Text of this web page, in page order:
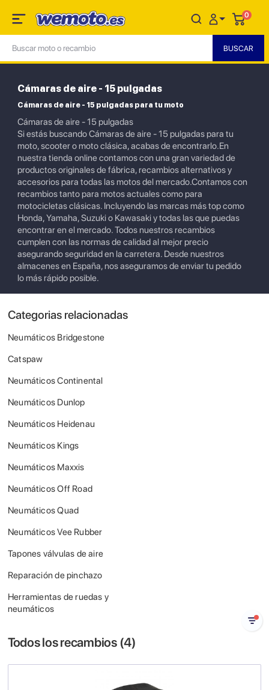
0
Cámaras de aire - 15 pulgadas
Cámaras de aire - 15 pulgadas para tu moto
Cámaras de aire - 15 pulgadas
Si estás buscando Cámaras de aire - 15 pulgadas para tu
moto, scooter o moto clásica, acabas de encontrarlo.En
nuestra tienda online contamos con una gran variedad de
productos originales de fábrica, recambios alternativos y
accesorios para todas las motos del mercado.Contamos con
recambios tanto para motos actuales como para
motocicletas clásicas. Incluyendo las marcas más top como
Honda, Yamaha, Suzuki o Kawasaki y todas las que puedas
encontrar en el mercado. Todos nuestros recambios
cumplen con las normas de calidad al mejor precio
asegurando seguridad en la carretera. Desde nuestros
almacenes en España, nos aseguramos de enviar tu pedido
lo más rápido posible.
Categorias relacionadas
Neumáticos Bridgestone
Catspaw
Neumáticos Continental
Neumáticos Dunlop
Neumáticos Heidenau
Neumáticos Kings
Neumáticos Maxxis
Neumáticos Off Road
Neumáticos Quad
Neumáticos Vee Rubber
Tapones válvulas de aire
Reparación de pinchazo
Herramientas de ruedas y
neumáticos
Todos los recambios (4)